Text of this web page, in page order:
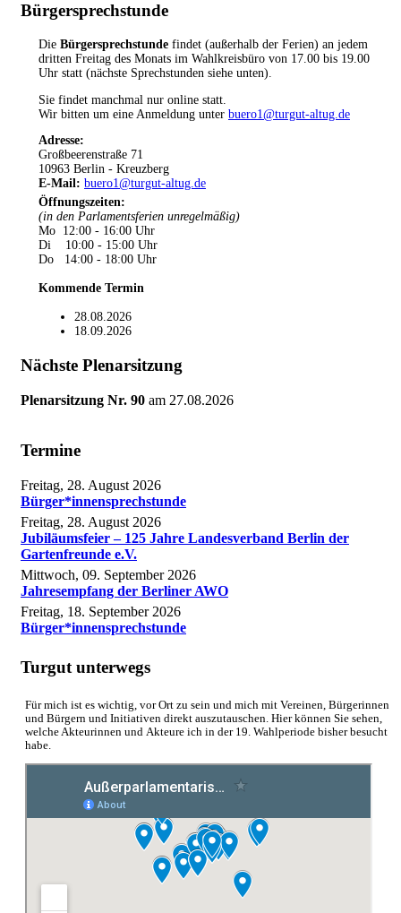
Bürgersprechstunde
Die Bürgersprechstunde findet (außerhalb der Ferien) an jedem
dritten Freitag des Monats im Wahlkreisbüro von 17.00 bis 19.00
Uhr statt (nächste Sprechstunden siehe unten).
Sie findet manchmal nur online statt.
Wir bitten um eine Anmeldung unter buero1@turgut-altug.de
Adresse:
Großbeerenstraße 71
10963 Berlin - Kreuzberg
E-Mail: buero1@turgut-altug.de
Öffnungszeiten:
(in den Parlamentsferien unregelmäßig)
Mo 12:00 - 16:00 Uhr
Di 10:00 - 15:00 Uhr
Do 14:00 - 18:00 Uhr
Kommende Termin
28.08.2026
18.09.2026
Nächste Plenarsitzung
Plenarsitzung Nr. 90 am 27.08.2026
Termine
Freitag, 28. August 2026
Bürger*innensprechstunde
Freitag, 28. August 2026
Jubiläumsfeier – 125 Jahre Landesverband Berlin der
Gartenfreunde e.V.
Mittwoch, 09. September 2026
Jahresempfang der Berliner AWO
Freitag, 18. September 2026
Bürger*innensprechstunde
Turgut unterwegs
Für mich ist es wichtig, vor Ort zu sein und mich mit Vereinen, Bürgerinnen
und Bürgern und Initiativen direkt auszutauschen. Hier können Sie sehen,
welche Akteurinnen und Akteure ich in der 19. Wahlperiode bisher besucht
habe.